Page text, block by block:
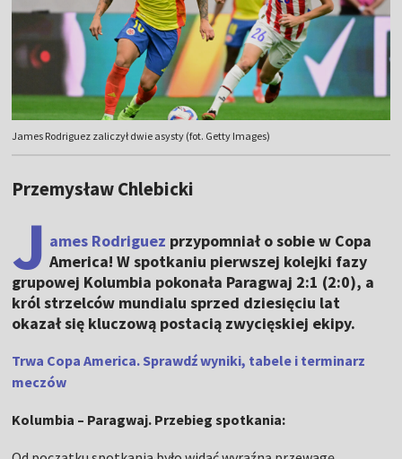
James Rodriguez zaliczył dwie asysty (fot. Getty Images)
Przemysław Chlebicki
J ames Rodriguez przypomniał o sobie w Copa
America! W spotkaniu pierwszej kolejki fazy
grupowej Kolumbia pokonała Paragwaj 2:1 (2:0), a
król strzelców mundialu sprzed dziesięciu lat
okazał się kluczową postacią zwycięskiej ekipy.
Trwa Copa America. Sprawdź wyniki, tabele i terminarz
meczów
Kolumbia – Paragwaj. Przebieg spotkania: